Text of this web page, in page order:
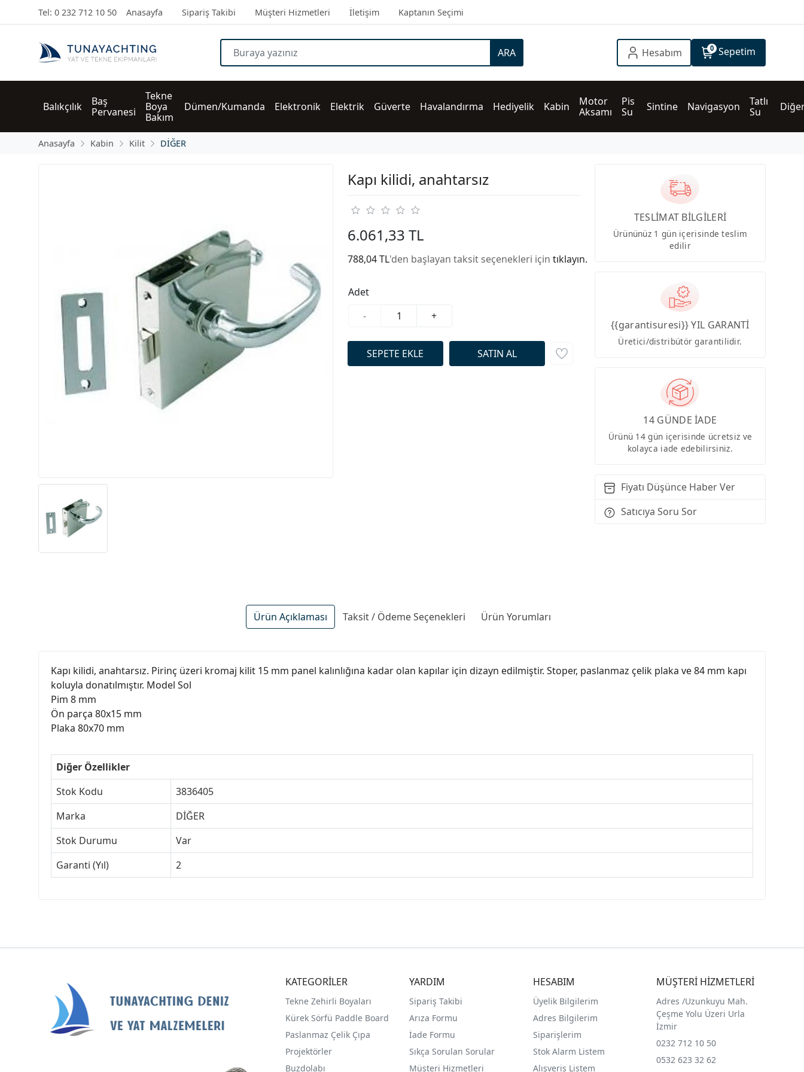
Tel: 0 232 712 10 50 Anasayfa Sipariş Takibi Müşteri Hizmetleri İletişim Kaptanın Seçimi
ARA Hesabım 0 Sepetim
Balıkçılık
Baş
Pervanesi
Tekne
Boya
Bakım
Dümen/Kumanda Elektronik Elektrik Güverte Havalandırma Hediyelik Kabin
Motor
Aksamı
Pis
Su
Sintine Navigasyon
Tatlı
Su
Anasayfa Kabin Kilit DİĞER
Kapı kilidi, anahtarsız
6.061,33 TL
788,04 TL'den başlayan taksit seçenekleri için tıklayın.
Adet
-
+
TESLİMAT BİLGİLERİ
Ürününüz 1 gün içerisinde teslim
edilir
{{garantisuresi}} YIL GARANTİ
Üretici/distribütör garantilidir.
14 GÜNDE İADE
Ürünü 14 gün içerisinde ücretsiz ve
kolayca iade edebilirsiniz.
Fiyatı Düşünce Haber Ver
Satıcıya Soru Sor
Ürün Açıklaması Taksit / Ödeme Seçenekleri Ürün Yorumları
Kapı kilidi, anahtarsız. Pirinç üzeri kromaj kilit 15 mm panel kalınlığına kadar olan kapılar için dizayn edilmiştir. Stoper, paslanmaz çelik plaka ve 84 mm kapı
koluyla donatılmıştır. Model Sol
Pim 8 mm
Ön parça 80x15 mm
Plaka 80x70 mm
Diğer Özellikler
Stok Kodu
3836405
Marka
DİĞER
Stok Durumu
Var
Garanti (Yıl)
2
KATEGORİLER
Tekne Zehirli Boyaları
Kürek Sörfü Paddle Board
Paslanmaz Çelik Çıpa
Projektörler
Buzdolabı
YARDIM
Sipariş Takibi
Arıza Formu
İade Formu
Sıkça Sorulan Sorular
Müşteri Hizmetleri
HESABIM
Üyelik Bilgilerim
Adres Bilgilerim
Siparişlerim
Stok Alarm Listem
Alışveriş Listem
MÜŞTERİ HİZMETLERİ
Adres /Uzunkuyu Mah.
Çeşme Yolu Üzeri Urla
İzmir
0232 712 10 50
0532 623 32 62